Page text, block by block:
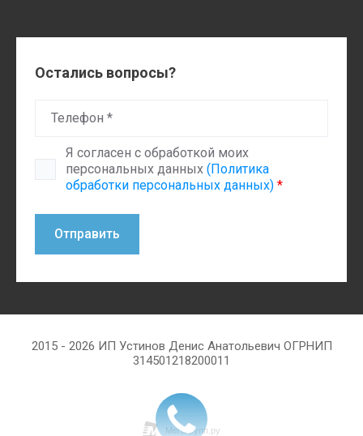
Остались вопросы?
Я согласен с обработкой моих
персональных данных (Политика
обработки персональных данных) *
Отправить
2015 - 2026 ИП Устинов Денис Анатольевич ОГРНИП
314501218200011